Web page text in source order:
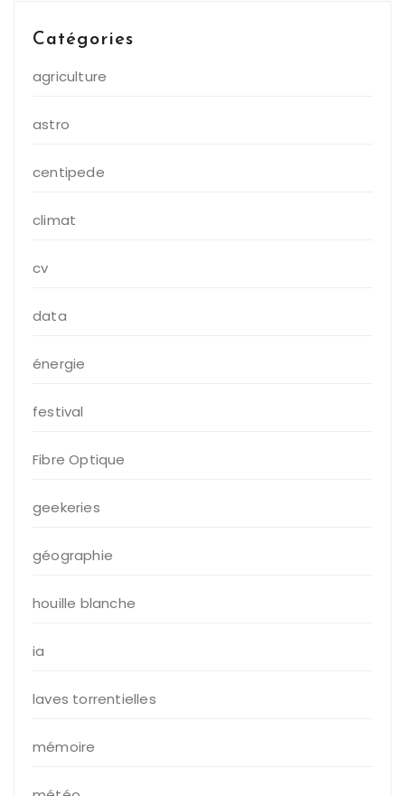
Catégories
agriculture
astro
centipede
climat
cv
data
énergie
festival
Fibre Optique
geekeries
géographie
houille blanche
ia
laves torrentielles
mémoire